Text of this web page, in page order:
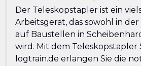
Der Teleskopstapler ist ein
Arbeitsgerät, das sowohl in
auf Baustellen in
wird. Mit dem Teleskopstapler
logtrain.de erlangen Sie die